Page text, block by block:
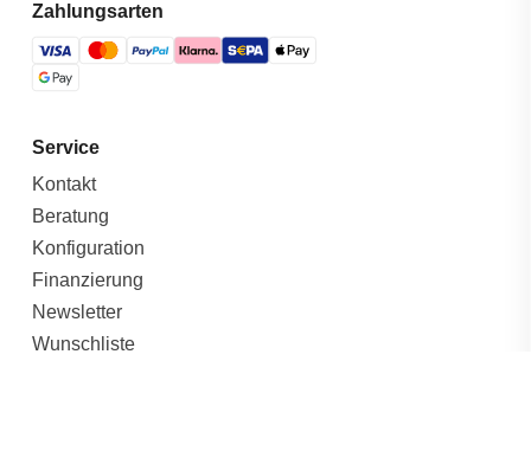
Zahlungsarten
Service
Kontakt
Beratung
Konfiguration
Finanzierung
Newsletter
Wunschliste